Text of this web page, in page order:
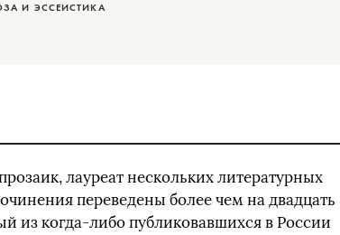
И ЭССЕИСТИКА
лауреат нескольких литературных
переведены более чем на двадцать
из когда‑либо публиковавшихся в России